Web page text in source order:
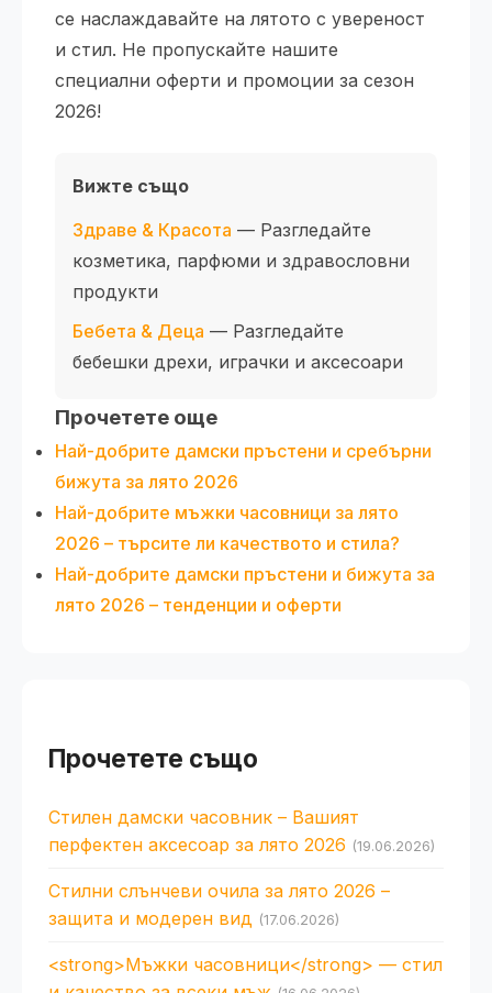
се наслаждавайте на лятото с увереност
и стил. Не пропускайте нашите
специални оферти и промоции за сезон
2026!
Вижте също
Здраве & Красота — Разгледайте
козметика, парфюми и здравословни
продукти
Бебета & Деца — Разгледайте
бебешки дрехи, играчки и аксесоари
Прочетете още
Най-добрите дамски пръстени и сребърни
бижута за лято 2026
Най-добрите мъжки часовници за лято
2026 – търсите ли качеството и стилa?
Най-добрите дамски пръстени и бижута за
лято 2026 – тенденции и оферти
Прочетете също
Стилен дамски часовник – Вашият
перфектен аксесоар за лято 2026 (19.06.2026)
Стилни слънчеви очила за лято 2026 –
защита и модерен вид (17.06.2026)
<strong>Мъжки часовници</strong> — стил